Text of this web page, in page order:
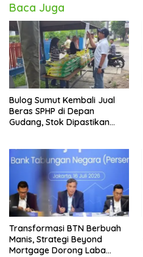
Baca Juga
Bulog Sumut Kembali Jual
Beras SPHP di Depan
Gudang, Stok Dipastikan
Transformasi BTN Berbuah
Manis, Strategi Beyond
Mortgage Dorong Laba